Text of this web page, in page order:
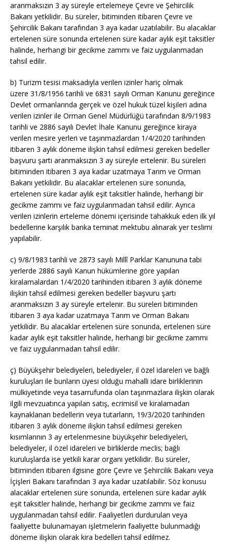
aranmaksızın 3 ay süreyle ertelemeye Çevre ve Şehircilik
Bakanı yetkilidir. Bu süreler, bitiminden itibaren Çevre ve
Şehircilik Bakanı tarafından 3 aya kadar uzatılabilir. Bu alacaklar
ertelenen süre sonunda ertelenen süre kadar aylık eşit taksitler
halinde, herhangi bir gecikme zammı ve faiz uygulanmadan
tahsil edilir.
b) Turizm tesisi maksadıyla verilen izinler hariç olmak
üzere 31/8/1956 tarihli ve 6831 sayılı Orman Kanunu gereğince
Devlet ormanlarında gerçek ve özel hukuk tüzel kişileri adına
verilen izinler ile Orman Genel Müdürlüğü tarafından 8/9/1983
tarihli ve 2886 sayılı Devlet İhale Kanunu gereğince kiraya
verilen mesire yerleri ve taşınmazlardan 1/4/2020 tarihinden
itibaren 3 aylık döneme ilişkin tahsil edilmesi gereken bedeller
başvuru şartı aranmaksızın 3 ay süreyle ertelenir. Bu süreleri
bitiminden itibaren 3 aya kadar uzatmaya Tarım ve Orman
Bakanı yetkilidir. Bu alacaklar ertelenen süre sonunda,
ertelenen süre kadar aylık eşit taksitler halinde, herhangi bir
gecikme zammı ve faiz uygulanmadan tahsil edilir. Ayrıca
verilen izinlerin erteleme dönemi içerisinde tahakkuk eden ilk yıl
bedellerine karşılık banka teminat mektubu alınarak yer teslimi
yapılabilir.
c) 9/8/1983 tarihli ve 2873 sayılı Millî Parklar Kanununa tabi
yerlerde 2886 sayılı Kanun hükümlerine göre yapılan
kiralamalardan 1/4/2020 tarihinden itibaren 3 aylık döneme
ilişkin tahsil edilmesi gereken bedeller başvuru şartı
aranmaksızın 3 ay süreyle ertelenir. Bu süreleri bitiminden
itibaren 3 aya kadar uzatmaya Tarım ve Orman Bakanı
yetkilidir. Bu alacaklar ertelenen süre sonunda, ertelenen süre
kadar aylık eşit taksitler halinde, herhangi bir gecikme zammı
ve faiz uygulanmadan tahsil edilir.
ç) Büyükşehir belediyeleri, belediyeler, il özel idareleri ve bağlı
kuruluşları ile bunların üyesi olduğu mahalli idare birliklerinin
mülkiyetinde veya tasarrufunda olan taşınmazlara ilişkin olarak
ilgili mevzuatınca yapılan satış, ecrimisil ve kiralamadan
kaynaklanan bedellerin veya tutarların, 19/3/2020 tarihinden
itibaren 3 aylık döneme ilişkin tahsil edilmesi gereken
kısımlarının 3 ay ertelenmesine büyükşehir belediyeleri,
belediyeler, il özel idareleri ve birliklerde meclis; bağlı
kuruluşlarda ise yetkili karar organı yetkilidir. Bu süreler,
bitiminden itibaren ilgisine göre Çevre ve Şehircilik Bakanı veya
İçişleri Bakanı tarafından 3 aya kadar uzatılabilir. Söz konusu
alacaklar ertelenen süre sonunda, ertelenen süre kadar aylık
eşit taksitler halinde, herhangi bir gecikme zammı ve faiz
uygulanmadan tahsil edilir. Faaliyetleri durdurulan veya
faaliyette bulunamayan işletmelerin faaliyette bulunmadığı
döneme ilişkin olarak kira bedelleri tahsil edilmez.